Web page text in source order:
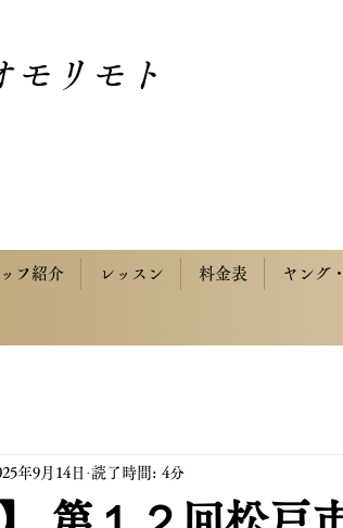
モリモト
フ紹介 レッスン 料金表 ヤング
年9月14日 読了時間: 4分